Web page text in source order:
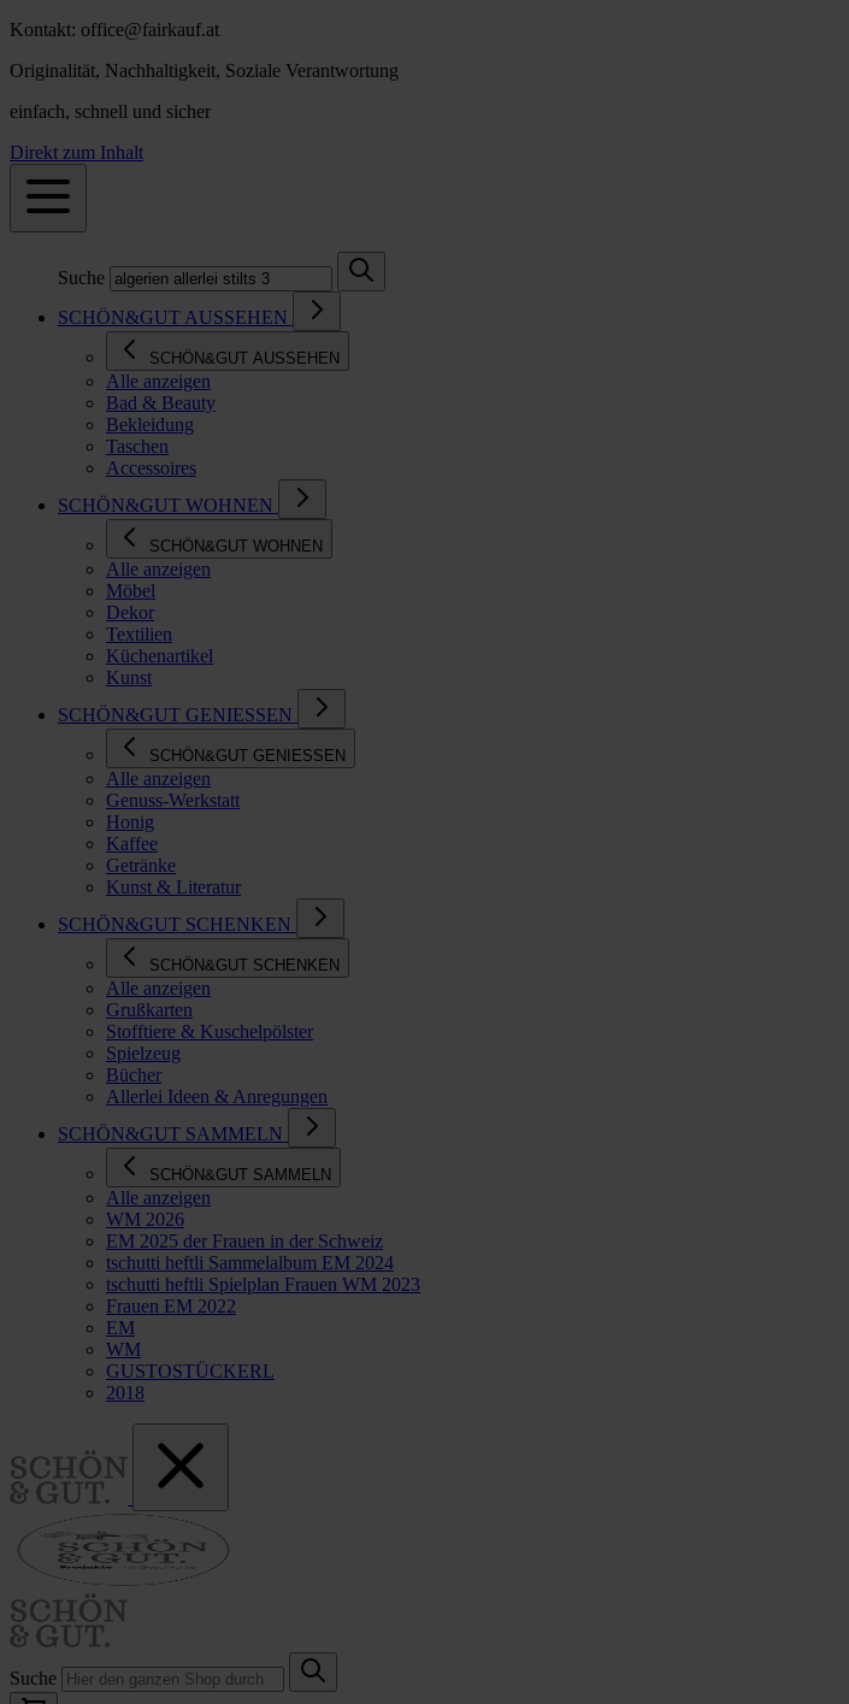
Kontakt: office@fairkauf.at
Originalität, Nachhaltigkeit, Soziale Verantwortung
einfach, schnell und sicher
Direkt zum Inhalt
Suche
SCHÖN&GUT AUSSEHEN
SCHÖN&GUT AUSSEHEN
Alle anzeigen
Bad & Beauty
Bekleidung
Taschen
Accessoires
SCHÖN&GUT WOHNEN
SCHÖN&GUT WOHNEN
Alle anzeigen
Möbel
Dekor
Textilien
Küchenartikel
Kunst
SCHÖN&GUT GENIESSEN
SCHÖN&GUT GENIESSEN
Alle anzeigen
Genuss-Werkstatt
Honig
Kaffee
Getränke
Kunst & Literatur
SCHÖN&GUT SCHENKEN
SCHÖN&GUT SCHENKEN
Alle anzeigen
Grußkarten
Stofftiere & Kuschelpölster
Spielzeug
Bücher
Allerlei Ideen & Anregungen
SCHÖN&GUT SAMMELN
SCHÖN&GUT SAMMELN
Alle anzeigen
WM 2026
EM 2025 der Frauen in der Schweiz
tschutti heftli Sammelalbum EM 2024
tschutti heftli Spielplan Frauen WM 2023
Frauen EM 2022
EM
WM
GUSTOSTÜCKERL
2018
Suche